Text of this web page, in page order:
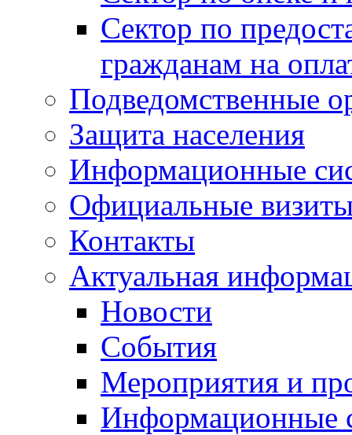
Сектор по
гражданам на
Подведомственные
Защита населения
Информационные
Официальные
Контакты
Актуальная
Новости
События
Мероприятия и
Информационные